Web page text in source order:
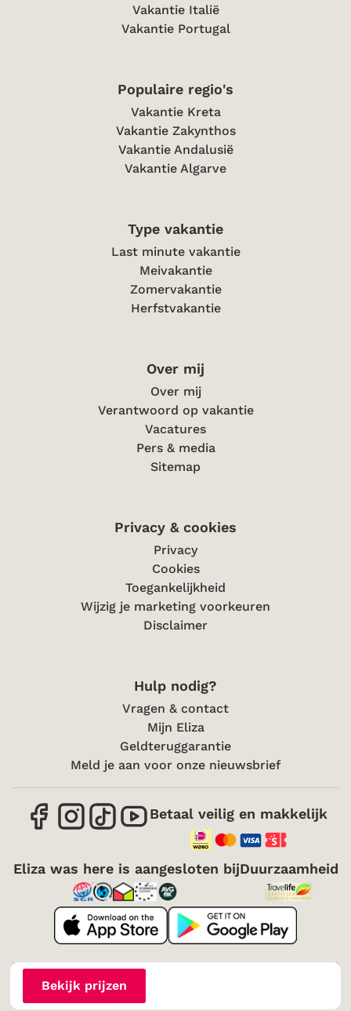
Bekijk prijzen
Vakantie Italië
Vakantie Portugal
Populaire regio's
Vakantie Kreta
Vakantie Zakynthos
Vakantie Andalusië
Vakantie Algarve
Type vakantie
Last minute vakantie
Meivakantie
Zomervakantie
Herfstvakantie
Over mij
Over mij
Verantwoord op vakantie
Vacatures
Pers & media
Sitemap
Privacy & cookies
Privacy
Cookies
Toegankelijkheid
Wijzig je marketing voorkeuren
Disclaimer
Hulp nodig?
Vragen & contact
Mijn Eliza
Geldteruggarantie
Meld je aan voor onze nieuwsbrief
Betaal veilig en makkelijk
Eliza was here is aangesloten bijDuurzaamheid
Over mijVacatures
Toegankelijkheid